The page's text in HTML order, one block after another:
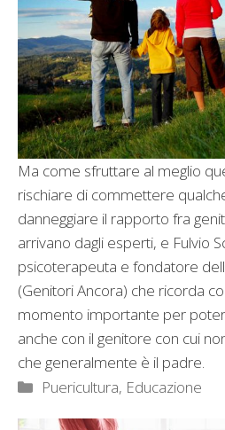
Ma come sfruttare al meglio
rischiare di commettere
danneggiare il rapporto fra
arrivano dagli esperti, e Fulvio
psicoterapeuta e fondatore
(Genitori Ancora) che ricorda
momento importante per
anche con il genitore con cui
che generalmente è il padre.
Categorie
Puericultura, Educazione